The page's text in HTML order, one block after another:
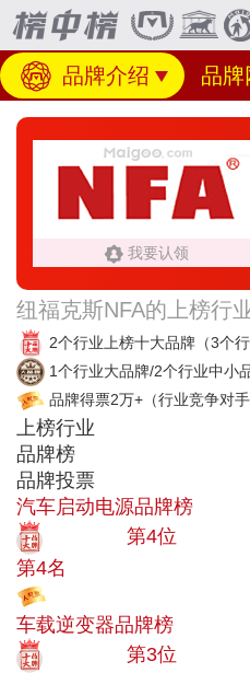
品牌介绍 品牌
我要认领
纽福克斯NFA的上榜行
2个行业上榜十大品牌 （3个
1个行业大品牌/2个行业中小
品牌得票2万+ （行业竞争对
上榜行业
品牌榜
品牌投票
汽车启动电源品牌榜
第4位
第4名
车载逆变器品牌榜
第3位